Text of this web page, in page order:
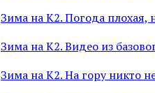
Зима на К2. Погода плохая,
Зима на К2. Видео из
Зима на К2. На гору никто